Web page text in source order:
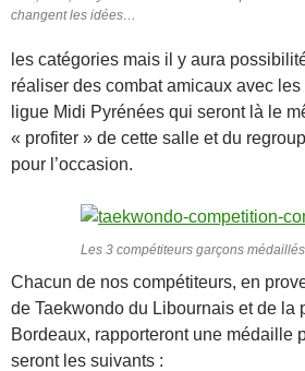
changent les idées…
les catégories mais il y aura
réaliser des combat amicaux avec
ligue Midi Pyrénées qui seront là le
« profiter » de cette salle et du
pour l’occasion.
Les 3 compétiteurs garçons
Chacun de nos compétiteurs, en
de Taekwondo du Libournais et de la
Bordeaux, rapporteront une médaille
seront les suivants :